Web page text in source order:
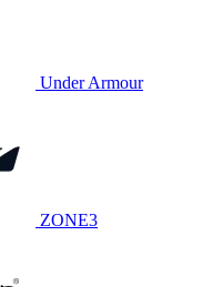
Under Armour
ZONE3